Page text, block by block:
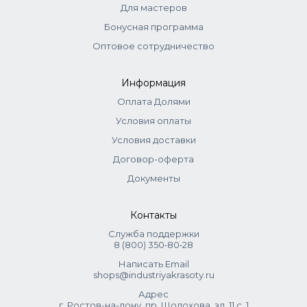
Для мастеров
Бонусная программа
Оптовое сотрудничество
Информация
Оплата Долями
Условия оплаты
Условия доставки
Договор-оферта
Документы
Контакты
Служба поддержки
8 (800) 350‑80‑28
Написать Email
shops@industriyakrasoty.ru
Адрес